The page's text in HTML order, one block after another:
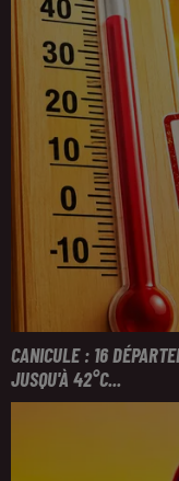
CANICULE : 16
JUSQU'À 42°C...